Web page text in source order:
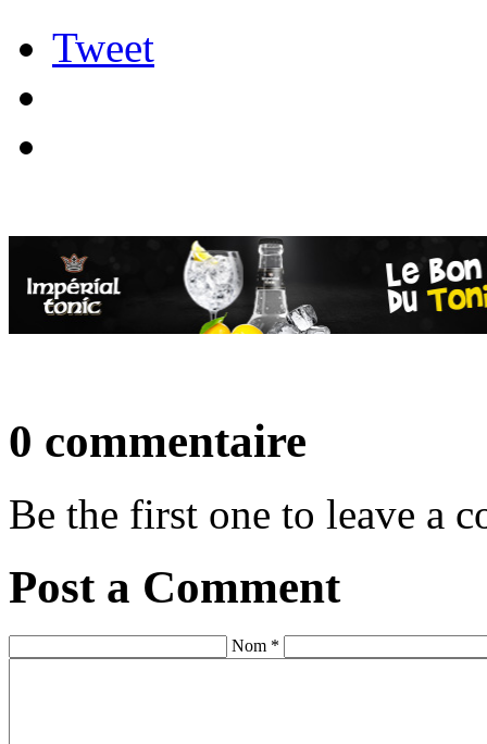
Tweet
0 commentaire
Be the first one to leave a
Post a Comment
Nom *